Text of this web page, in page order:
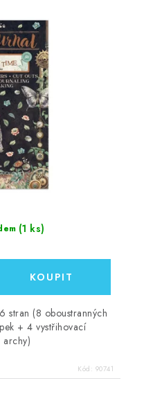
(1 ks)
stran (8 oboustranných
+ 4 vystřihovací
archy)
Kód: 90741